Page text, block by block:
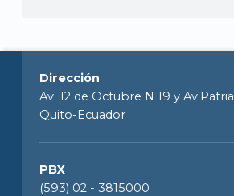
Dirección
Av. 12 de Octubre N 19 y Av.Patria
Quito-Ecuador
PBX
(593) 02 - 3815000